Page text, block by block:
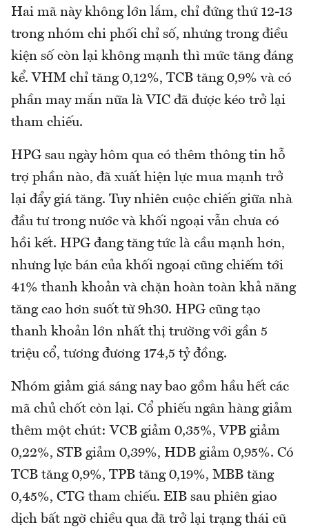
Hai mã này không lớn lắm, chỉ đứng thứ 12-13
trong nhóm chi phối chỉ số, nhưng trong điều
kiện số còn lại không mạnh thì mức tăng đáng
kể. VHM chỉ tăng 0,12%, TCB tăng 0,9% và có
phần may mắn nữa là VIC đã được kéo trở lại
tham chiếu.
HPG sau ngày hôm qua có thêm thông tin hỗ
trợ phần nào, đã xuất hiện lực mua mạnh trở
lại đẩy giá tăng. Tuy nhiên cuộc chiến giữa nhà
đầu tư trong nước và khối ngoại vẫn chưa có
hồi kết. HPG đang tăng tức là cầu mạnh hơn,
nhưng lực bán của khối ngoại cũng chiếm tới
41% thanh khoản và chặn hoàn toàn khả năng
tăng cao hơn suốt từ 9h30. HPG cũng tạo
thanh khoản lớn nhất thị trường với gần 5
triệu cổ, tương đương 174,5 tỷ đồng.
Nhóm giảm giá sáng nay bao gồm hầu hết các
mã chủ chốt còn lại. Cổ phiếu ngân hàng giảm
thêm một chút: VCB giảm 0,35%, VPB giảm
0,22%, STB giảm 0,39%, HDB giảm 0,95%. Có
TCB tăng 0,9%, TPB tăng 0,19%, MBB tăng
0,45%, CTG tham chiếu. EIB sau phiên giao
dịch bất ngờ chiều qua đã trở lại trạng thái cũ